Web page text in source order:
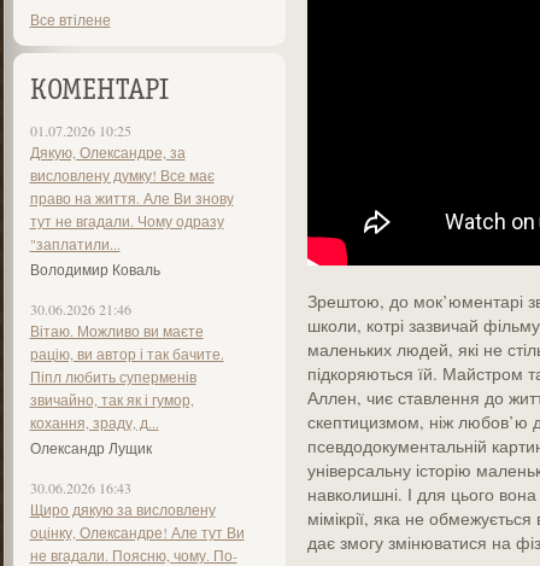
Все втілене
КОМЕНТАРІ
01.07.2026 10:25
Дякую, Олександре, за
висловлену думку! Все має
право на життя. Але Ви знову
тут не вгадали. Чому одразу
"заплатили...
Володимир Коваль
30.06.2026 21:46
Вітаю. Можливо ви маєте
рацію, ви автор і так бачите.
Піпл любить суперменів
звичайно, так як і гумор,
кохання, зраду, д...
Олександр Лущик
30.06.2026 16:43
Щиро дякую за висловлену
оцінку, Олександре! Але тут Ви
не вгадали. Поясню, чому. По-
Зрештою, до мок’юментарі
школи, котрі зазвичай
маленьких людей, які не
підкоряються їй. Майстром
Аллен, чиє ставлення до
скептицизмом, ніж любов’ю
псевдодокументальній
універсальну історію
навколишні. І для цього
мімікрії, яка не
дає змогу змінюватися на